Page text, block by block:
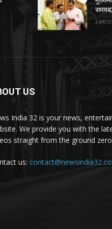
24/
US
India 32 is your news,
We provide you with the
straight from the ground
us: